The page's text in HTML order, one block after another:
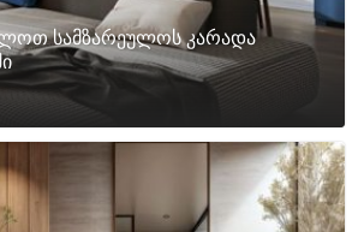
სამზარეულოს კარადა